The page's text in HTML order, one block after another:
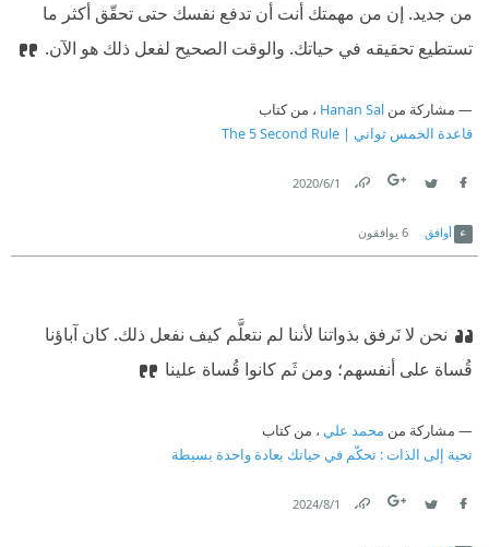
من جديد. إن من مهمتك أنت أن تدفع نفسك حتى تحقّق أكثر ما
تستطيع تحقيقه في حياتك. والوقت الصحيح لفعل ذلك هو الآن.
مشاركة من Hanan Sal ، من كتاب
قاعدة الخمس ثواني | The 5 Second Rule
1‏/6‏/2020
أوافق 6 يوافقون
نحن لا نَرفق بذواتنا لأننا لم نتعلَّم كيف نفعل ذلك. كان آباؤنا
قُساة على أنفسهم؛ ومن ثَم كانوا قُساة علينا
مشاركة من محمد علي ، من كتاب
تحية إلى الذات : تحكّم في حياتك بعادة واحدة بسيطة
1‏/8‏/2024